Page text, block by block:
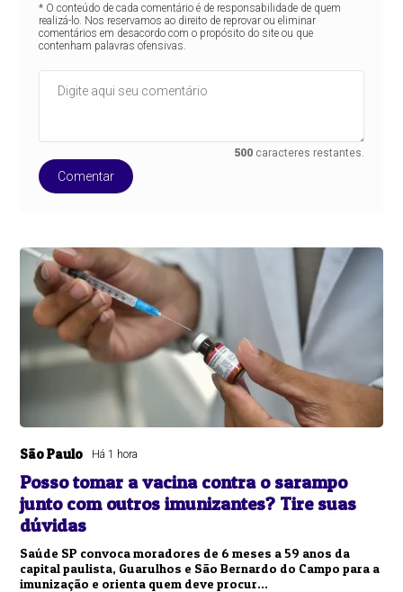
* O conteúdo de cada comentário é de responsabilidade de quem
realizá-lo. Nos reservamos ao direito de reprovar ou eliminar
comentários em desacordo com o propósito do site ou que
contenham palavras ofensivas.
500 caracteres restantes.
Comentar
São Paulo Há 1 hora
Posso tomar a vacina contra o sarampo
junto com outros imunizantes? Tire suas
dúvidas
Saúde SP convoca moradores de 6 meses a 59 anos da
capital paulista, Guarulhos e São Bernardo do Campo para a
imunização e orienta quem deve procur...